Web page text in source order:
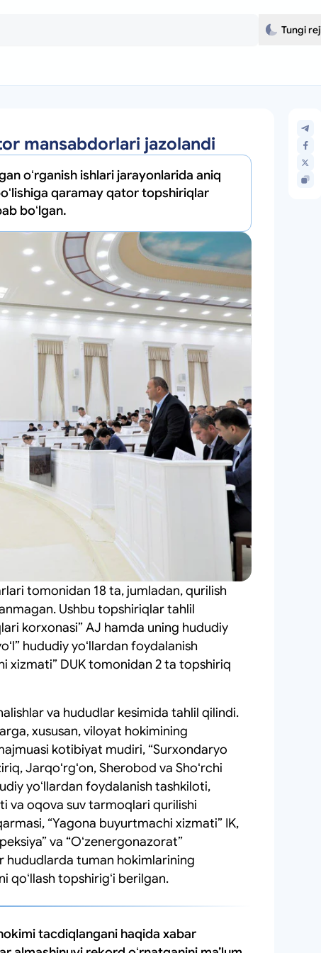
Tungi
mansabdorlari jazolandi
oʻrganish ishlari jarayonlarida aniq
qaramay qator topshiriqlar
boʻlgan.
tomonidan 18 ta, jumladan, qurilish
Ushbu topshiriqlar tahlil
korxonasi” AJ hamda uning hududiy
hududiy yoʻllardan foydalanish
xizmati” DUK tomonidan 2 ta topshiriq
va hududlar kesimida tahlil qilindi.
xususan, viloyat hokimining
kotibiyat mudiri, “Surxondaryo
Jarqoʻrgʻon, Sherobod va Shoʻrchi
yoʻllardan foydalanish tashkiloti,
va oqova suv tarmoqlari qurilishi
“Yagona buyurtmachi xizmati” IK,
va “Oʻzenergonazorat”
hududlarda tuman hokimlarining
qoʻllash topshirigʻi berilgan.
tacdiqlangani haqida xabar